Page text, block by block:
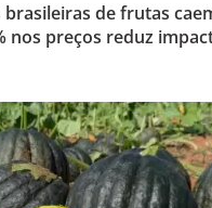
brasileiras de frutas
nos preços reduz